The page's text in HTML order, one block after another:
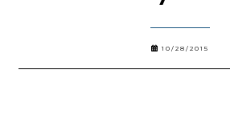
10/28/2015